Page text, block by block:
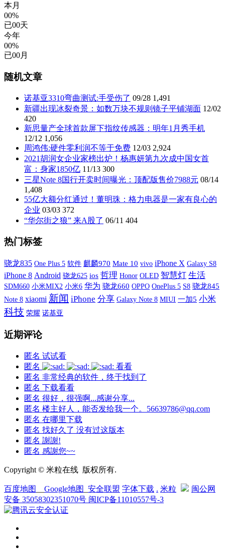
本月
00%
已00天
今年
00%
已00月
随机文章
诺基亚3310弯曲测试:手受伤了 09/28 1,491
新疆出现冰裂奇景：如数万块不规则镜子平铺湖面 12/02
420
新思量产全球首款屏下指纹传感器：明年1月秀手机
12/12 1,056
周鸿伟:硬件零利润不等于免费 12/03 2,924
2021胡润女企业家榜出炉！杨惠妍第九次成中国女首
富：身家1850亿 11/13 300
三星Note 8国行开卖时间曝光：顶配版售价7988元 08/14
1,408
55亿大额分红通过！董明珠：格力电器是一家有良心的
企业 03/03 372
“华尔街之狼” 来A股了 06/11 404
热门标签
骁龙835 One Plus 5 软件 麒麟970 Mate 10 vivo iPhone X Galaxy S8
iPhone 8 Android 骁龙625 ios 哲理 Honor OLED 智慧灯 生活
SDM660 小米MIX2 小米6 华为 骁龙660 OPPO OnePlus 5 S8 骁龙845
Note 8 xiaomi 新闻 iPhone 分享 Galaxy Note 8 MIUI 一加5 小米
科技 荣耀 诺基亚
近期评论
匿名 试试看
匿名
看看
匿名 非常经典的软件，终于找到了
匿名 下载看看
匿名 很好，很强啊...感谢分享...
匿名 楼主好人，能否发给我一个。56639786@qq.com
匿名 在哪里下载
匿名 找好久了 没有过这版本
匿名 謝謝!
匿名 感謝您~~
Copyright © 米粒在线 版权所有.
百度地图 Google地图 安全联盟 字体下载 . 米粒
闽公网
安备 35058302351070号 闽ICP备11010557号-3